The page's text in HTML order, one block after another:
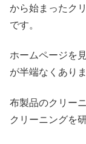
から始まったク
です。
ホームページを
が半端なくありま
布製品のクリー
クリーニングを